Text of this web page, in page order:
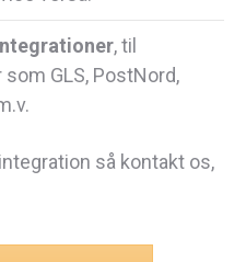
, til
GLS, PostNord,
så kontakt os,